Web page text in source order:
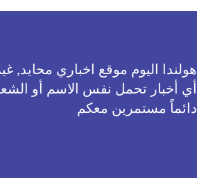
هولندا اليوم موقع اخباري
أي أخبار تحمل نفس الاسم أو
دائماً مستمرين معكم